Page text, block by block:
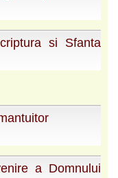
si Sfanta
a Domnului